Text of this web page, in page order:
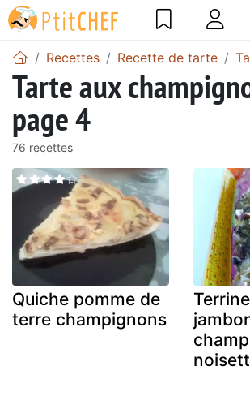
Recettes Recette de tarte
Tarte aux
page 4
76 recettes
Quiche pomme de
terre champignons